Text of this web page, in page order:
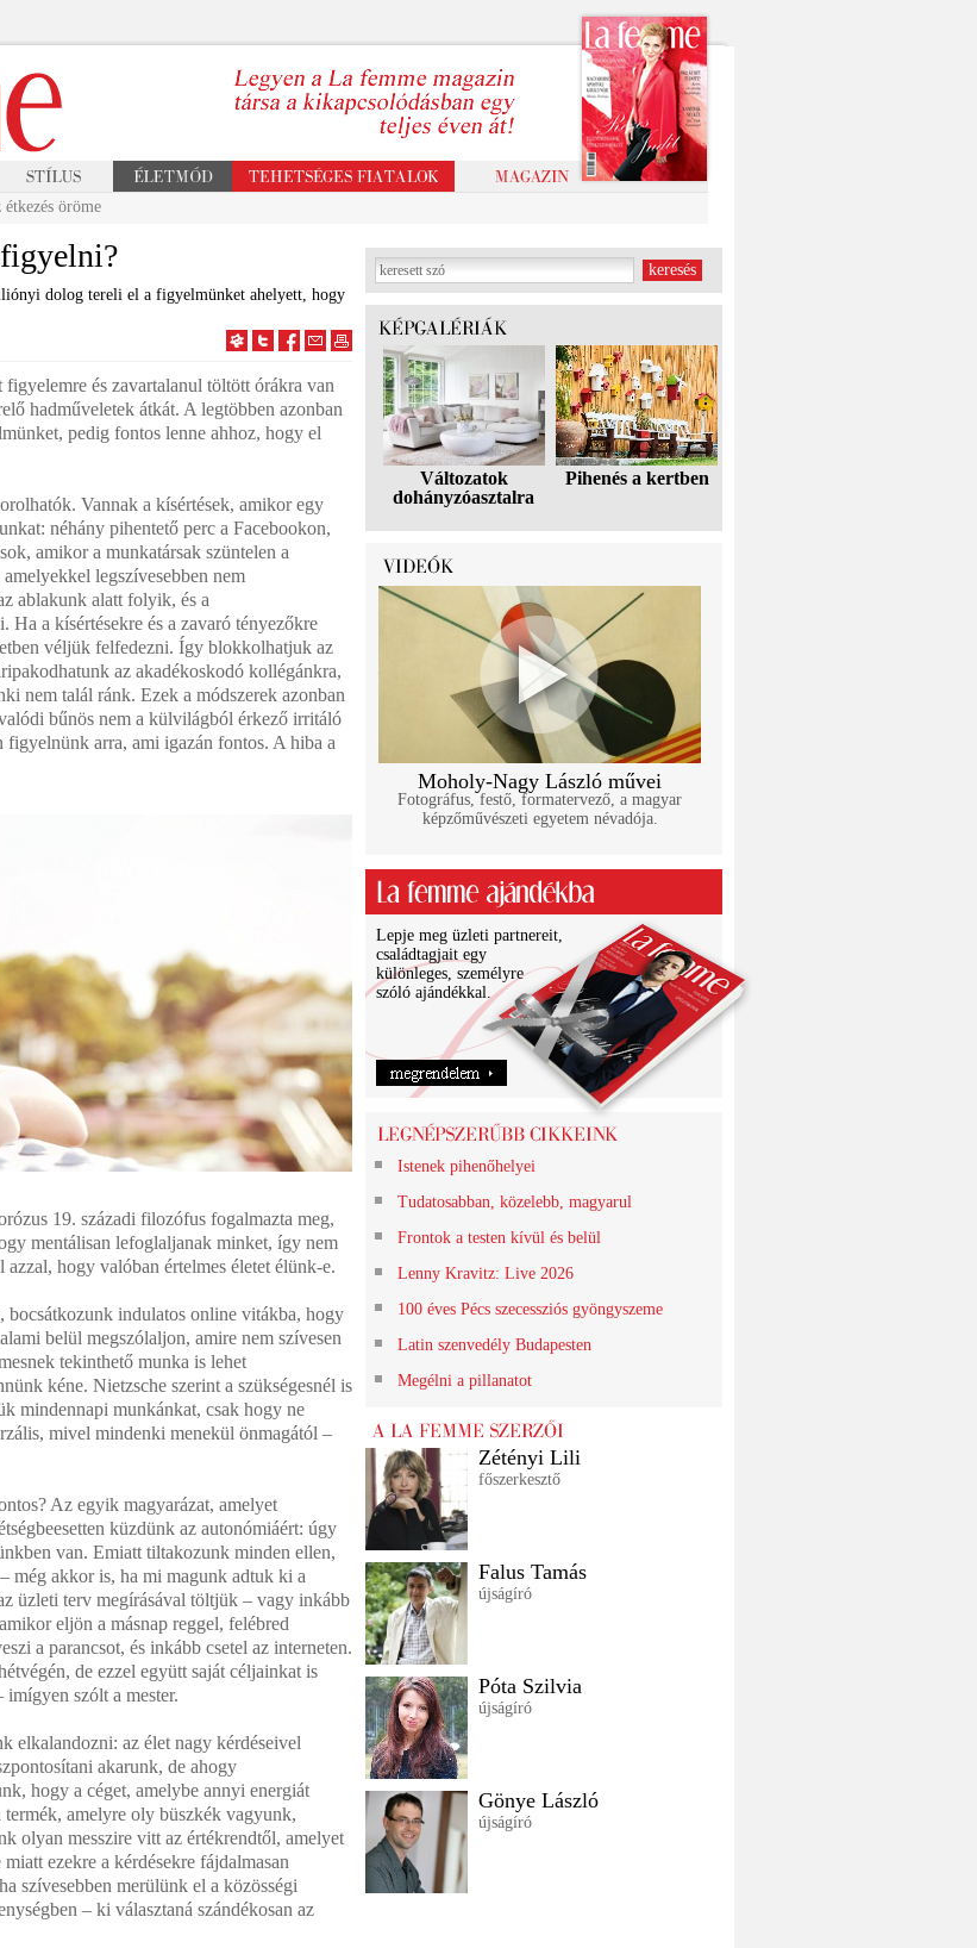
étkezés öröme
dolog tereli el a figyelmünket ahelyett, hogy
és zavartalanul töltött órákra van
hadműveletek átkát. A legtöbben azonban
pedig fontos lenne ahhoz, hogy el
Vannak a kísértések, amikor egy
néhány pihentető perc a Facebookon,
amikor a munkatársak szüntelen a
legszívesebben nem
ablakunk alatt folyik, és a
Ha a kísértésekre és a zavaró tényezőkre
véljük felfedezni. Így blokkolhatjuk az
az akadékoskodó kollégánkra,
nem talál ránk. Ezek a módszerek azonban
bűnös nem a külvilágból érkező irritáló
figyelnünk arra, ami igazán fontos. A hiba a
19. századi filozófus fogalmazta meg,
mentálisan lefoglaljanak minket, így nem
hogy valóban értelmes életet élünk-e.
indulatos online vitákba, hogy
belül megszólaljon, amire nem szívesen
tekinthető munka is lehet
kéne. Nietzsche szerint a szükségesnél is
mindennapi munkánkat, csak hogy ne
mivel mindenki menekül önmagától –
Az egyik magyarázat, amelyet
küzdünk az autonómiáért: úgy
van. Emiatt tiltakozunk minden ellen,
még akkor is, ha mi magunk adtuk ki a
üzleti terv megírásával töltjük – vagy inkább
eljön a másnap reggel, felébred
a parancsot, és inkább csetel az interneten.
de ezzel együtt saját céljainkat is
szólt a mester.
elkalandozni: az élet nagy kérdéseivel
akarunk, de ahogy
hogy a céget, amelybe annyi energiát
amelyre oly büszkék vagyunk,
olyan messzire vitt az értékrendtől, amelyet
ezekre a kérdésekre fájdalmasan
szívesebben merülünk el a közösségi
– ki választaná szándékosan az
Változatok
dohányzóasztalra
Pihenés a kertben
Moholy-Nagy László művei
Fotográfus, festő, formatervező, a magyar
képzőművészeti egyetem névadója.
Lepje meg üzleti partnereit,
családtagjait egy
különleges, személyre
szóló ajándékkal.
Istenek pihenőhelyei
Tudatosabban, közelebb, magyarul
Frontok a testen kívül és belül
Lenny Kravitz: Live 2026
100 éves Pécs szecessziós gyöngyszeme
Latin szenvedély Budapesten
Megélni a pillanatot
Zétényi Lili
főszerkesztő
Falus Tamás
újságíró
Póta Szilvia
újságíró
Gönye László
újságíró